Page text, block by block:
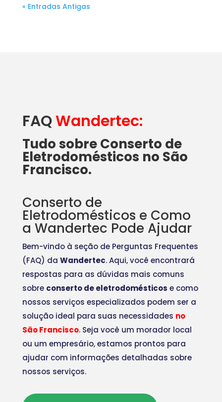
« Entradas Antigas
FAQWandertec:
Tudo sobre Conserto de
Eletrodomésticos no São
Francisco.
Conserto de
Eletrodomésticos e Como
a Wandertec Pode Ajudar
Bem-vindo à seção de Perguntas Frequentes
(FAQ) da Wandertec. Aqui, você encontrará
respostas para as dúvidas mais comuns
sobre conserto de eletrodomésticos e como
nossos serviços especializados podem ser a
solução ideal para suas necessidades no
São Francisco. Seja você um morador local
ou um empresário, estamos prontos para
ajudar com informações detalhadas sobre
nossos serviços.